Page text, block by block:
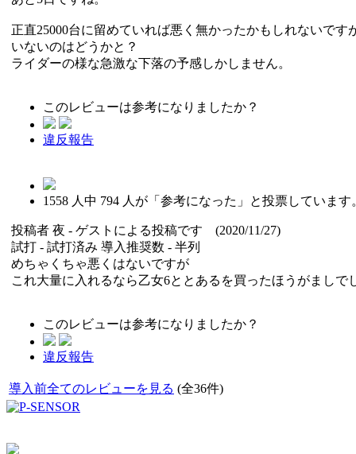
正直25000台に留めていれば悪く無かったかもしれないで
いないのはどうかと？
ライダーの様な急激な下落の予感しかしません。
このレビューは参考になりましたか？
違反報告
1558 人中 794 人が「参考になった」と投票しています
投稿者 夜 - ゲストによる投稿です (2020/11/27)
試打 - 試打済み 導入推奨数 - 半列
めちゃくちゃ悪くはないですが
これ大量に入れるなら乙女6ととあるを買ったほうがましで
このレビューは参考になりましたか？
違反報告
導入前全てのレビューを見る (全36件)